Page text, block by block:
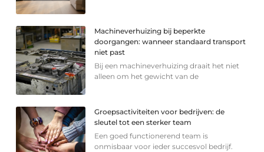
Machineverhuizing bij beperkte
doorgangen: wanneer standaard transport
niet past
Bij een machineverhuizing draait het niet
alleen om het gewicht van de
Groepsactiviteiten voor bedrijven: de
sleutel tot een sterker team
Een goed functionerend team is
onmisbaar voor ieder succesvol bedrijf.